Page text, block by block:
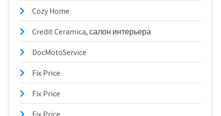
Cozy Home
Credit Ceramica, салон интерьера
DocMotoService
Fix Price
Fix Price